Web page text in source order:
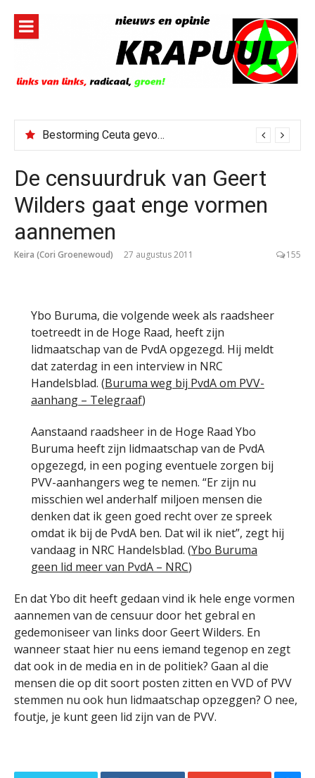
inhoud
Bestorming Ceuta gevolg van op sociale media verspreide hoax?
De censuurdruk van Geert
Wilders gaat enge vormen
aannemen
Keira (Cori Groenewoud) 27 augustus 2011 155
Ybo Buruma, die volgende week als raadsheer
toetreedt in de Hoge Raad, heeft zijn
lidmaatschap van de PvdA opgezegd. Hij meldt
dat zaterdag in een interview in NRC
Handelsblad. (Buruma weg bij PvdA om PVV-
aanhang – Telegraaf)
Aanstaand raadsheer in de Hoge Raad Ybo
Buruma heeft zijn lidmaatschap van de PvdA
opgezegd, in een poging eventuele zorgen bij
PVV-aanhangers weg te nemen. “Er zijn nu
misschien wel anderhalf miljoen mensen die
denken dat ik geen goed recht over ze spreek
omdat ik bij de PvdA ben. Dat wil ik niet”, zegt hij
vandaag in NRC Handelsblad. (Ybo Buruma
geen lid meer van PvdA – NRC)
En dat Ybo dit heeft gedaan vind ik hele enge vormen
aannemen van de censuur door het gebral en
gedemoniseer van links door Geert Wilders. En
wanneer staat hier nu eens iemand tegenop en zegt
dat ook in de media en in de politiek? Gaan al die
mensen die op dit soort posten zitten en VVD of PVV
stemmen nu ook hun lidmaatschap opzeggen? O nee,
foutje, je kunt geen lid zijn van de PVV.